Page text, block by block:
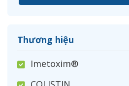
Thương hiệu
Imetoxim®